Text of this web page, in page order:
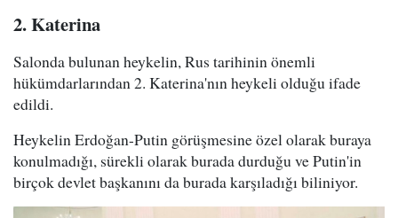
2. Katerina
Salonda bulunan heykelin, Rus tarihinin önemli
hükümdarlarından 2. Katerina'nın heykeli olduğu ifade
edildi.
Heykelin Erdoğan-Putin görüşmesine özel olarak buraya
konulmadığı, sürekli olarak burada durduğu ve Putin'in
birçok devlet başkanını da burada karşıladığı biliniyor.